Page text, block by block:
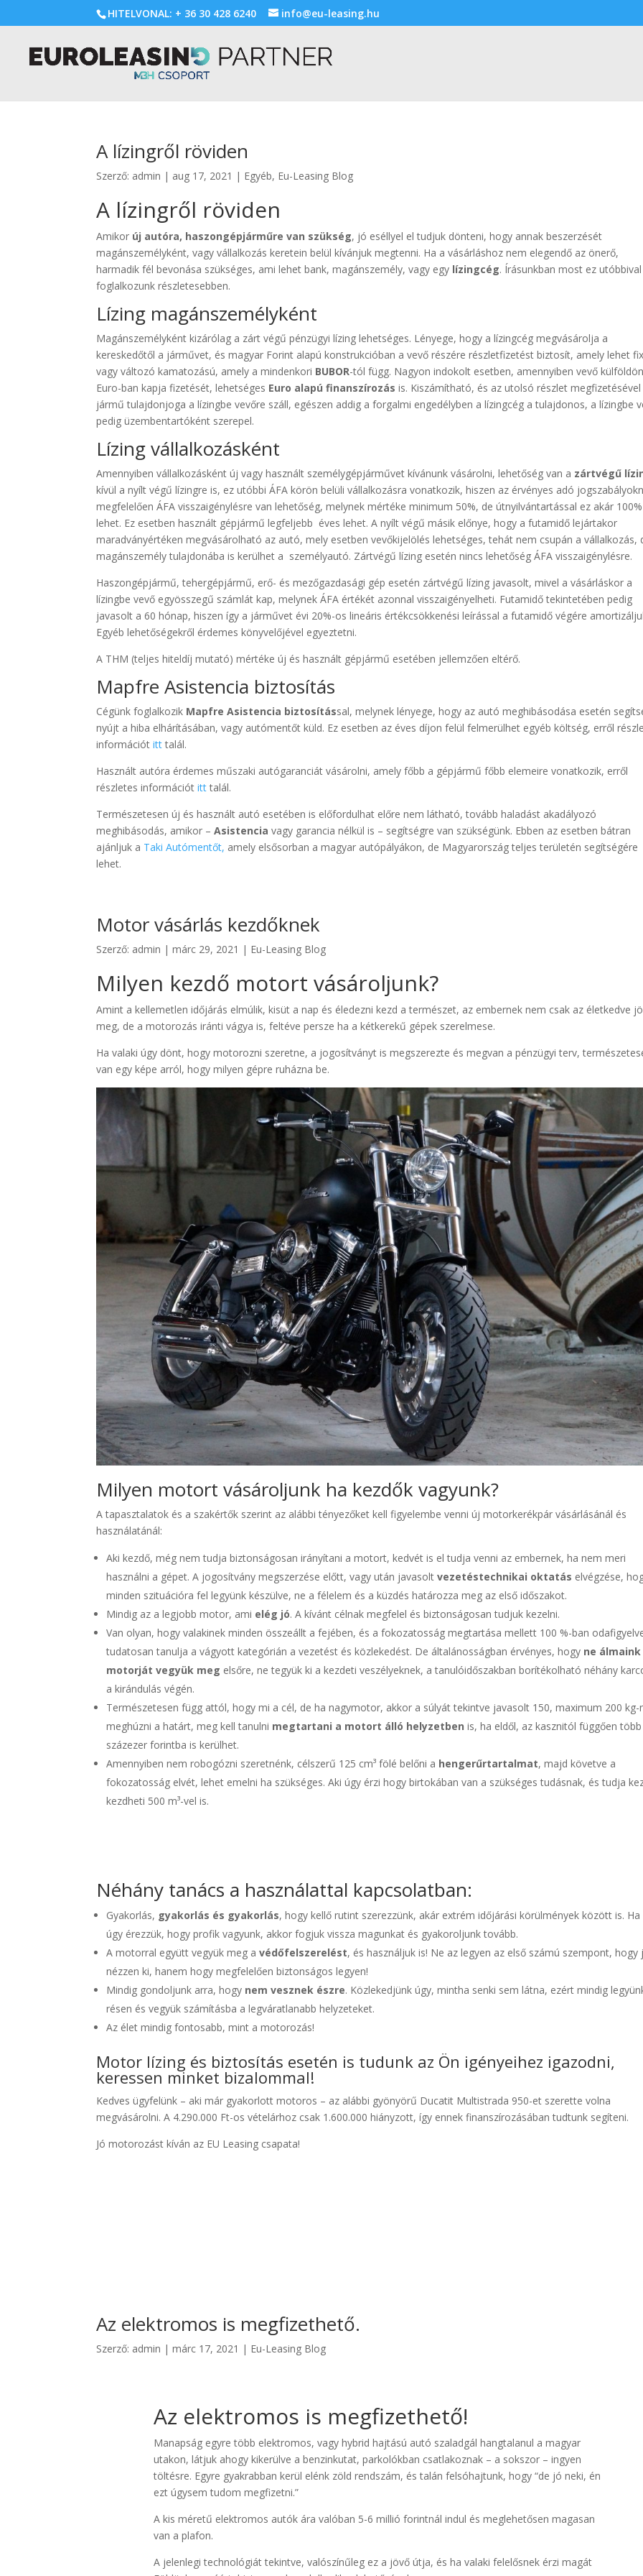
HITELVONAL: + 36 30 428 6240 info@eu-leasing.hu
A lízingről röviden
Szerző: admin | aug 17, 2021 | Egyéb, Eu-Leasing Blog
A lízingről röviden
Amikor új autóra, haszongépjárműre van szükség, jó eséllyel el tudjuk dönteni, hogy annak beszerzését
magánszemélyként, vagy vállalkozás keretein belül kívánjuk megtenni. Ha a vásárláshoz nem elegendő az önerő,
harmadik fél bevonása szükséges, ami lehet bank, magánszemély, vagy egy lízingcég. Írásunkban most ez utóbbival
foglalkozunk részletesebben.
Lízing magánszemélyként
Magánszemélyként kizárólag a zárt végű pénzügyi lízing lehetséges. Lényege, hogy a lízingcég megvásárolja a
kereskedőtől a járművet, és magyar Forint alapú konstrukcióban a vevő részére részletfizetést biztosít, amely lehet
vagy változó kamatozású, amely a mindenkori BUBOR-tól függ. Nagyon indokolt esetben, amennyiben vevő
Euro-ban kapja fizetését, lehetséges Euro alapú finanszírozás is. Kiszámítható, és az utolsó részlet
jármű tulajdonjoga a lízingbe vevőre száll, egészen addig a forgalmi engedélyben a lízingcég a tulajdonos, a lízingbe
pedig üzembentartóként szerepel.
Lízing vállalkozásként
Amennyiben vállalkozásként új vagy használt személygépjárművet kívánunk vásárolni, lehetőség van a zártvégű
kívül a nyílt végű lízingre is, ez utóbbi ÁFA körön belüli vállalkozásra vonatkozik, hiszen az érvényes adó
megfelelően ÁFA visszaigénylésre van lehetőség, melynek mértéke minimum 50%, de útnyilvántartással ez akár
lehet. Ez esetben használt gépjármű legfeljebb éves lehet. A nyílt végű másik előnye, hogy a futamidő lejártakor
maradványértéken megvásárolható az autó, mely esetben vevőkijelölés lehetséges, tehát nem csupán a vállalkozás,
magánszemély tulajdonába is kerülhet a személyautó. Zártvégű lízing esetén nincs lehetőség ÁFA visszaigénylésre.
Haszongépjármű, tehergépjármű, erő- és mezőgazdasági gép esetén zártvégű lízing javasolt, mivel a vásárláskor a
lízingbe vevő egyösszegű számlát kap, melynek ÁFA értékét azonnal visszaigényelheti. Futamidő tekintetében pedig
javasolt a 60 hónap, hiszen így a járművet évi 20%-os lineáris értékcsökkenési leírással a futamidő végére
Egyéb lehetőségekről érdemes könyvelőjével egyeztetni.
A THM (teljes hiteldíj mutató) mértéke új és használt gépjármű esetében jellemzően eltérő.
Mapfre Asistencia biztosítás
Cégünk foglalkozik Mapfre Asistencia biztosítással, melynek lényege, hogy az autó meghibásodása esetén
nyújt a hiba elhárításában, vagy autómentőt küld. Ez esetben az éves díjon felül felmerülhet egyéb költség, erről
információtitttalál.
Használt autóra érdemes műszaki autógaranciát vásárolni, amely főbb a gépjármű főbb elemeire vonatkozik, erről
részletes információtitttalál.
Természetesen új és használt autó esetében is előfordulhat előre nem látható, tovább haladást akadályozó
meghibásodás, amikor – Asistencia vagy garancia nélkül is – segítségre van szükségünk. Ebben az esetben bátran
ajánljuk a Taki Autómentőt, amely elsősorban a magyar autópályákon, de Magyarország teljes területén segítségére
lehet.
Motor vásárlás kezdőknek
Szerző: admin |márc 29, 2021 | Eu-Leasing Blog
Milyen kezdő motort vásároljunk?
Amint a kellemetlen időjárás elmúlik, kisüt a nap és éledezni kezd a természet, az embernek nem csak az életkedve
meg, de a motorozás iránti vágya is, feltéve persze ha a kétkerekű gépek szerelmese.
Ha valaki úgy dönt, hogy motorozni szeretne, a jogosítványt is megszerezte és megvan a pénzügyi terv,
van egy képe arról, hogy milyen gépre ruházna be.
Milyen motort vásároljunk ha kezdők vagyunk?
A tapasztalatok és a szakértők szerint az alábbi tényezőket kell figyelembe venni új motorkerékpár vásárlásánál és
használatánál:
Aki kezdő, még nem tudja biztonságosan irányítani a motort, kedvét is el tudja venni az embernek, ha nem meri
használni a gépet. A jogosítvány megszerzése előtt, vagy után javasoltvezetéstechnikai oktatás elvégzése,
minden szituációra fel legyünk készülve, ne a félelem és a küzdés határozza meg az első időszakot.
Mindig az a legjobb motor, ami elég jó. A kívánt célnak megfelel és biztonságosan tudjuk kezelni.
Van olyan, hogy valakinek minden összeállt a fejében, és a fokozatosság megtartása mellett 100 %-ban
tudatosan tanulja a vágyott kategórián a vezetést és közlekedést. De általánosságban érvényes, hogy ne álmaink
motorját vegyük meg elsőre, ne tegyük ki a kezdeti veszélyeknek, a tanulóidőszakban borítékolható néhány
a kirándulás végén.
Természetesen függ attól, hogy mi a cél, de ha nagymotor, akkor a súlyát tekintve javasolt 150, maximum 200 kg-
meghúzni a határt, meg kell tanulni megtartani a motort álló helyzetben is, ha eldől, az kasznitól függően több
százezer forintba is kerülhet.
Amennyiben nem robogózni szeretnénk, célszerű 125 cm³ fölé belőni a hengerűrtartalmat, majd követve a
fokozatosság elvét, lehet emelni ha szükséges. Aki úgy érzi hogy birtokában van a szükséges tudásnak, és tudja
kezdheti 500 m³-vel is.
Néhány tanács a használattal kapcsolatban:
Gyakorlás, gyakorlás és gyakorlás, hogy kellő rutint szerezzünk, akár extrém időjárási körülmények között is.
úgy érezzük, hogy profik vagyunk, akkor fogjuk vissza magunkat és gyakoroljunk tovább.
A motorral együtt vegyük meg avédőfelszerelést, és használjuk is! Ne az legyen az első számú szempont, hogy
nézzen ki, hanem hogy megfelelően biztonságos legyen!
Mindig gondoljunk arra, hogy nem vesznek észre. Közlekedjünk úgy, mintha senki sem látna, ezért mindig
résen és vegyük számításba a legváratlanabb helyzeteket.
Az élet mindig fontosabb, mint a motorozás!
Motor lízing és biztosítás esetén is tudunk az Ön igényeihez igazodni,
keressen minket bizalommal!
Kedves ügyfelünk – aki már gyakorlott motoros – az alábbi gyönyörű Ducatit Multistrada 950-et szerette volna
megvásárolni. A 4.290.000 Ft-os vételárhoz csak 1.600.000 hiányzott, így ennek finanszírozásában tudtunk segíteni.
Jó motorozást kíván az EU Leasing csapata!
Az elektromos is megfizethető.
Szerző: admin |márc 17, 2021 | Eu-Leasing Blog
Az elektromos is megfizethető!
Manapság egyre több elektromos, vagy hybrid hajtású autó szaladgál hangtalanul a magyar
utakon, látjuk ahogy kikerülve a benzinkutat, parkolókban csatlakoznak – a sokszor – ingyen
töltésre. Egyre gyakrabban kerül elénk zöld rendszám, és talán felsóhajtunk, hogy “de jó neki, én
ezt úgysem tudom megfizetni.”
A kis méretű elektromos autók ára valóban 5-6 millió forintnál indul és meglehetősen magasan
van a plafon.
A jelenlegi technológiát tekintve, valószínűleg ez a jövő útja, és ha valaki felelősnek érzi magát